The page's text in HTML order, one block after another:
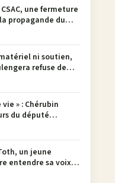
une fermeture
propagande du
ni soutien,
refuse de
» : Chérubin
du député
en 137
un jeune
entendre sa voix à